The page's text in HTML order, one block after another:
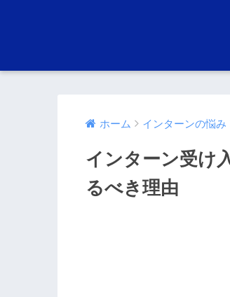
ホーム インターンの悩み
インターン受け
るべき理由